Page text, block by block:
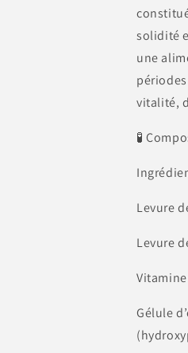
solidité
une
vitalité,
🧪
Levure
Levure
Vitamine
Gélule